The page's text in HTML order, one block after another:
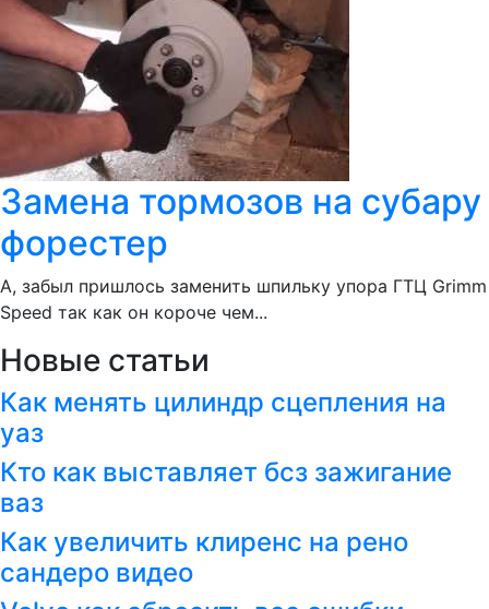
Замена тормозов на субару
форестер
А, забыл пришлось заменить шпильку упора ГТЦ Grimm
Speed так как он короче чем...
Новые статьи
Как менять цилиндр сцепления на
уаз
Кто как выставляет бсз зажигание
ваз
Как увеличить клиренс на рено
сандеро видео